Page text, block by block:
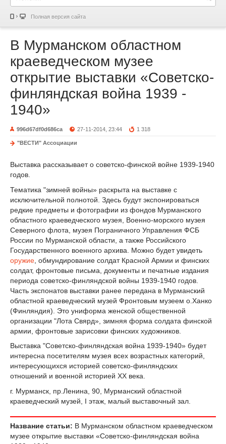
Полная версия сайта
В Мурманском областном
краеведческом музее
открытие выставки «Советско-
финляндская война 1939 -
1940»
996d67df0d686ca 27-11-2014, 23:44 1 318
"ВЕСТИ" Ассоциации
Выставка рассказывает о советско-финской войне 1939-1940
годов.
Тематика "зимней войны» раскрыта на выставке с
исключительной полнотой. Здесь будут экспонироваться
редкие предметы и фотографии из фондов Мурманского
областного краеведческого музея, Военно-морского музея
Северного флота, музея Пограничного Управления ФСБ
России по Мурманской области, а также Российского
Государственного военного архива. Можно будет увидеть
оружие , обмундирование солдат Красной Армии и финских
солдат, фронтовые письма, документы и печатные издания
периода советско-финляндской войны 1939-1940 годов.
Часть экспонатов выставки ранее передана в Мурманский
областной краеведческий музей Фронтовым музеем о.Ханко
(Финляндия). Это униформа женской общественной
организации "Лота Свярд», зимняя форма солдата финской
армии, фронтовые зарисовки финских художников.
Выставка "Советско-финляндская война 1939-1940» будет
интересна посетителям музея всех возрастных категорий,
интересующихся историей советско-финляндских
отношений и военной историей XX века.
г. Мурманск, пр.Ленина, 90, Мурманский областной
краеведческий музей, I этаж, малый выставочный зал.
Название статьи: В Мурманском областном краеведческом
музее открытие выставки «Советско-финляндская война